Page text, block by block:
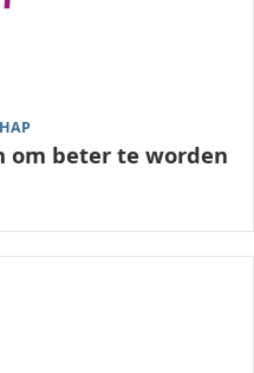
om beter te worden